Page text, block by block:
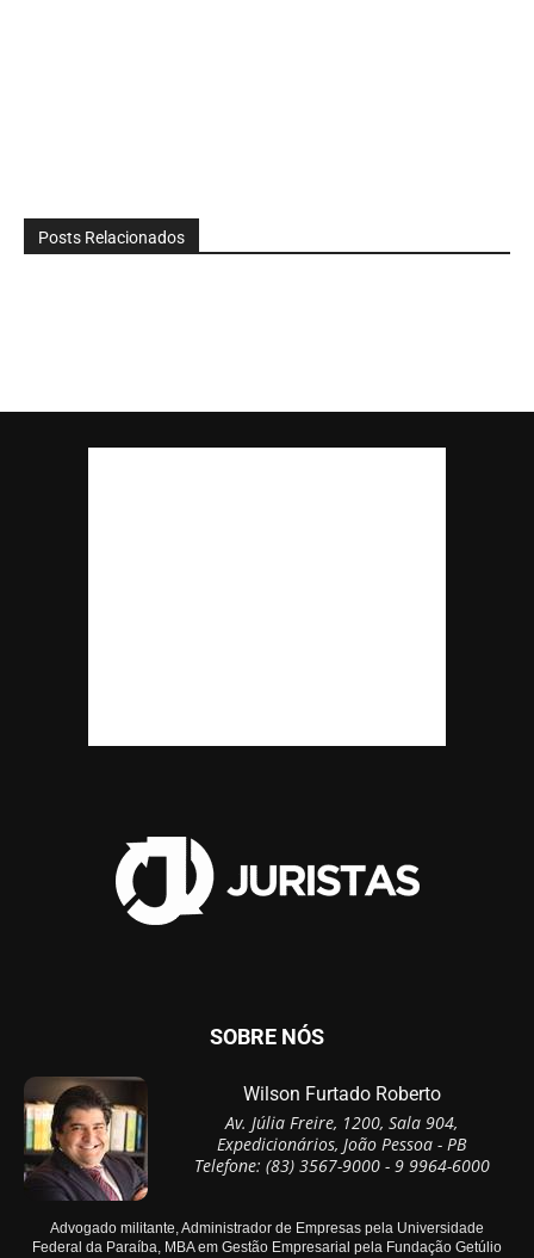
Posts Relacionados
SOBRE NÓS
Wilson Furtado Roberto
Av. Júlia Freire, 1200, Sala 904,
Expedicionários, João Pessoa - PB
Telefone: (83) 3567-9000 - 9 9964-6000
Advogado militante, Administrador de Empresas pela Universidade
Federal da Paraíba, MBA em Gestão Empresarial pela Fundação Getúlio